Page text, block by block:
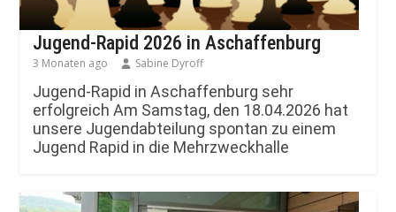
Jugend-Rapid 2026 in Aschaffenburg
3 Monaten ago Sabine Dyroff
Jugend-Rapid in Aschaffenburg sehr
erfolgreich Am Samstag, den 18.04.2026 hat
unsere Jugendabteilung spontan zu einem
Jugend Rapid in die Mehrzweckhalle